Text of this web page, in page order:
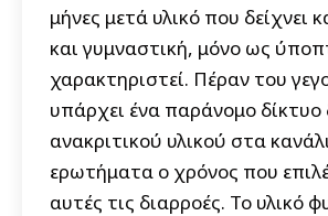
μήνες μετά υλικό που δείχνει
και γυμναστική, μόνο ως
χαρακτηριστεί. Πέραν του
υπάρχει ένα παράνομο δίκτυο
ανακριτικού υλικού στα
ερωτήματα ο χρόνος που
αυτές τις διαρροές. Το υλικό